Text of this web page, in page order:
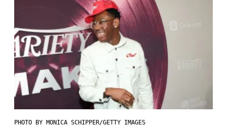
PHOTO BY MONICA SCHIPPER/GETTY IMAGES